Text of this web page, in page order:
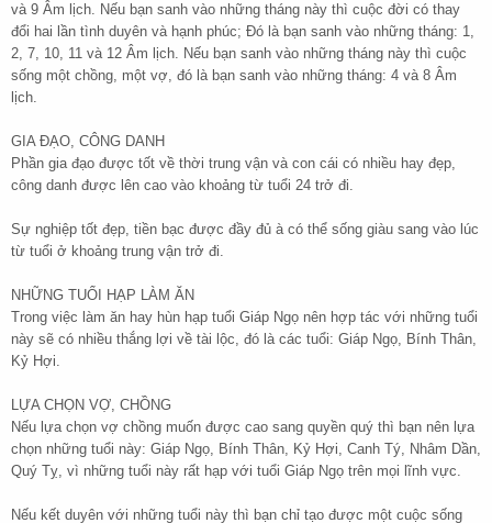
và 9 Âm lịch. Nếu bạn sanh vào những tháng này thì cuộc đời có thay
đổi hai lần tình duyên và hạnh phúc; Đó là bạn sanh vào những tháng: 1,
2, 7, 10, 11 và 12 Âm lịch. Nếu bạn sanh vào những tháng này thì cuộc
sống một chồng, một vợ, đó là bạn sanh vào những tháng: 4 và 8 Âm
lịch.
GIA ĐẠO, CÔNG DANH
Phần gia đạo được tốt về thời trung vận và con cái có nhiều hay đẹp,
công danh được lên cao vào khoảng từ tuổi 24 trở đi.
Sự nghiệp tốt đẹp, tiền bạc được đầy đủ à có thể sống giàu sang vào lúc
từ tuổi ở khoảng trung vận trở đi.
NHỮNG TUỔI HẠP LÀM ĂN
Trong việc làm ăn hay hùn hạp tuổi Giáp Ngọ nên hợp tác với những tuổi
này sẽ có nhiều thắng lợi về tài lộc, đó là các tuổi: Giáp Ngọ, Bính Thân,
Kỷ Hợi.
LỰA CHỌN VỢ, CHỒNG
Nếu lựa chọn vợ chồng muốn được cao sang quyền quý thì bạn nên lựa
chọn những tuổi này: Giáp Ngọ, Bính Thân, Kỷ Hợi, Canh Tý, Nhâm Dần,
Quý Tỵ, vì những tuổi này rất hạp với tuổi Giáp Ngọ trên mọi lĩnh vực.
Nếu kết duyên với những tuổi này thì bạn chỉ tạo được một cuộc sống